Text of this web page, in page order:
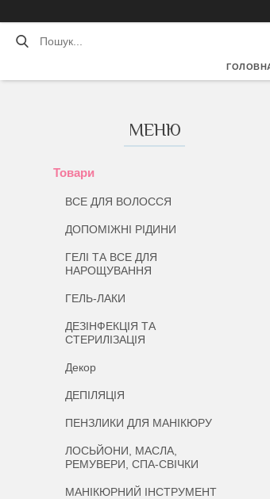
Товари
ВСЕ ДЛЯ ВОЛОССЯ
ДОПОМІЖНІ РІДИНИ
ГЕЛІ ТА ВСЕ ДЛЯ
НАРОЩУВАННЯ
ГЕЛЬ-ЛАКИ
ДЕЗІНФЕКЦІЯ ТА
СТЕРИЛІЗАЦІЯ
Декор
ДЕПІЛЯЦІЯ
ПЕНЗЛИКИ ДЛЯ МАНІКЮРУ
ЛОСЬЙОНИ, МАСЛА,
РЕМУВЕРИ, СПА-СВІЧКИ
МАНІКЮРНИЙ ІНСТРУМЕНТ